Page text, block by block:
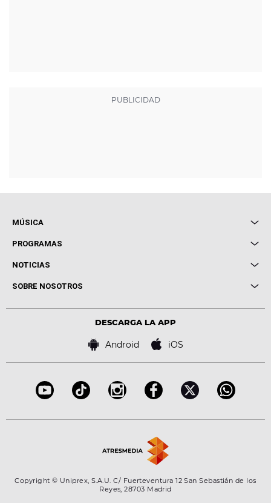
MÚSICA
Local de Ensayo Europa FM
Conciertos
PROGRAMAS
Cuerpos especiales
Locutores Europa FM
NOTICIAS
Cine y Televisión
Virales
SOBRE NOSOTROS
Bases de concursos
DESCARGA LA APP
Android iOS
Copyright © Uniprex, S.A.U. C/ Fuerteventura 12 San Sebastián de los
Reyes, 28703 Madrid